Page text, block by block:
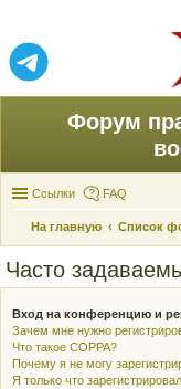
Форум
Ссылки FAQ
На главную Список
Часто
Вход на конференцию и
Зачем мне нужно
Что такое COPPA?
Почему я не могу
Я только что